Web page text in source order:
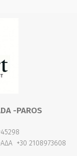
-PAROS
+30 2108973608